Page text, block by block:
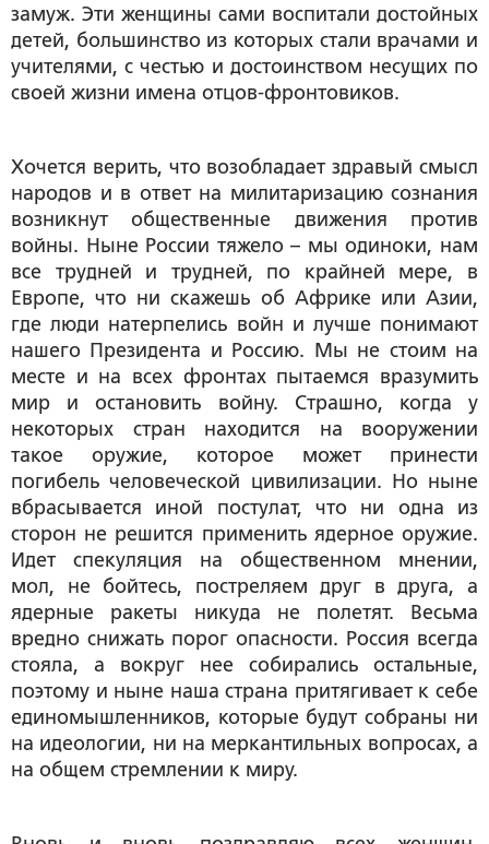
замуж. Эти женщины сами воспитали достойных
детей, большинство из которых стали врачами и
учителями, с честью и достоинством несущих по
своей жизни имена отцов-фронтовиков.
Хочется верить, что возобладает здравый смысл
народов и в ответ на милитаризацию сознания
возникнут общественные движения против
войны. Ныне России тяжело – мы одиноки, нам
все трудней и трудней, по крайней мере, в
Европе, что ни скажешь об Африке или Азии,
где люди натерпелись войн и лучше понимают
нашего Президента и Россию. Мы не стоим на
месте и на всех фронтах пытаемся вразумить
мир и остановить войну. Страшно, когда у
некоторых стран находится на вооружении
такое оружие, которое может принести
погибель человеческой цивилизации. Но ныне
вбрасывается иной постулат, что ни одна из
сторон не решится применить ядерное оружие.
Идет спекуляция на общественном мнении,
мол, не бойтесь, постреляем друг в друга, а
ядерные ракеты никуда не полетят. Весьма
вредно снижать порог опасности. Россия всегда
стояла, а вокруг нее собирались остальные,
поэтому и ныне наша страна притягивает к себе
единомышленников, которые будут собраны ни
на идеологии, ни на меркантильных вопросах, а
на общем стремлении к миру.